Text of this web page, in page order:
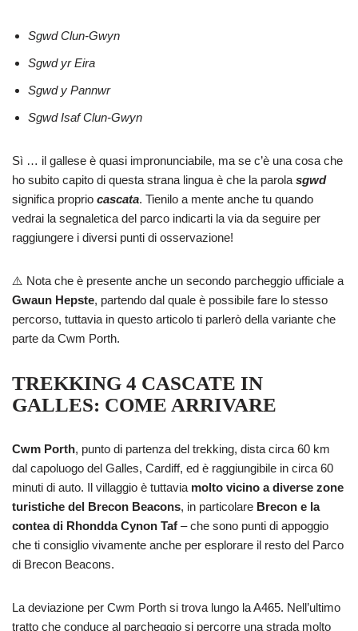
Sgwd Clun-Gwyn
Sgwd yr Eira
Sgwd y Pannwr
Sgwd Isaf Clun-Gwyn
Sì … il gallese è quasi impronunciabile, ma se c’è una cosa che
ho subito capito di questa strana lingua è che la parola sgwd
significa proprio cascata. Tienilo a mente anche tu quando
vedrai la segnaletica del parco indicarti la via da seguire per
raggiungere i diversi punti di osservazione!
⚠️ Nota che è presente anche un secondo parcheggio ufficiale a
Gwaun Hepste, partendo dal quale è possibile fare lo stesso
percorso, tuttavia in questo articolo ti parlerò della variante che
parte da Cwm Porth.
TREKKING 4 CASCATE IN
GALLES: COME ARRIVARE
Cwm Porth, punto di partenza del trekking, dista circa 60 km
dal capoluogo del Galles, Cardiff, ed è raggiungibile in circa 60
minuti di auto. Il villaggio è tuttavia molto vicino a diverse zone
turistiche del Brecon Beacons, in particolare Brecon e la
contea di Rhondda Cynon Taf – che sono punti di appoggio
che ti consiglio vivamente anche per esplorare il resto del Parco
di Brecon Beacons.
La deviazione per Cwm Porth si trova lungo la A465. Nell’ultimo
tratto che conduce al parcheggio si percorre una strada molto